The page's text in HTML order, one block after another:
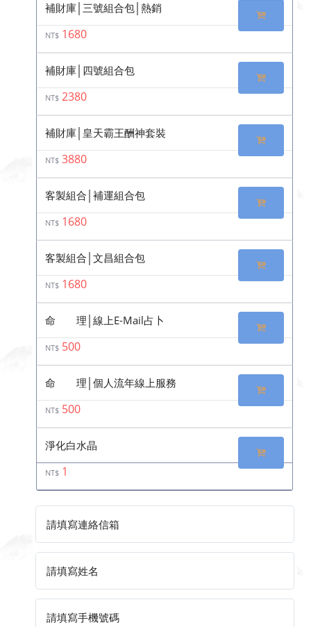
補財庫│三號組合包│熱銷
NT$ 1680
補財庫│四號組合包
NT$ 2380
補財庫│皇天霸王酬神套裝
NT$ 3880
客製組合│補運組合包
NT$ 1680
客製組合│文昌組合包
NT$ 1680
命 理│線上E-Mail占卜
NT$ 500
命 理│個人流年線上服務
NT$ 500
淨化白水晶
NT$ 1